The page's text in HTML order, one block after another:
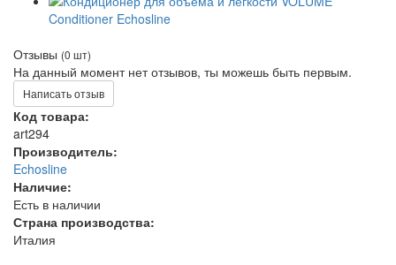
Отзывы (0 шт)
На данный момент нет отзывов, ты можешь быть первым.
Написать отзыв
Код товара:
art294
Производитель:
Echosline
Наличие:
Есть в наличии
Страна производства:
Италия